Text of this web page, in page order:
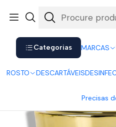
Categorias MARCAS
ROSTO DESCARTÁVEIS
Precisas
Shop now. Pay later
Inocos Gel Construção Easy &